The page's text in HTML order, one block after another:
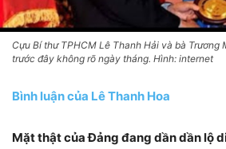
Cựu Bí thư TPHCM Lê Thanh Hải và bà Trương
trước đây không rõ ngày tháng. Hình: internet
Bình luận của Lê Thanh Hoa
Mặt thật của Đảng đang dần dần lộ